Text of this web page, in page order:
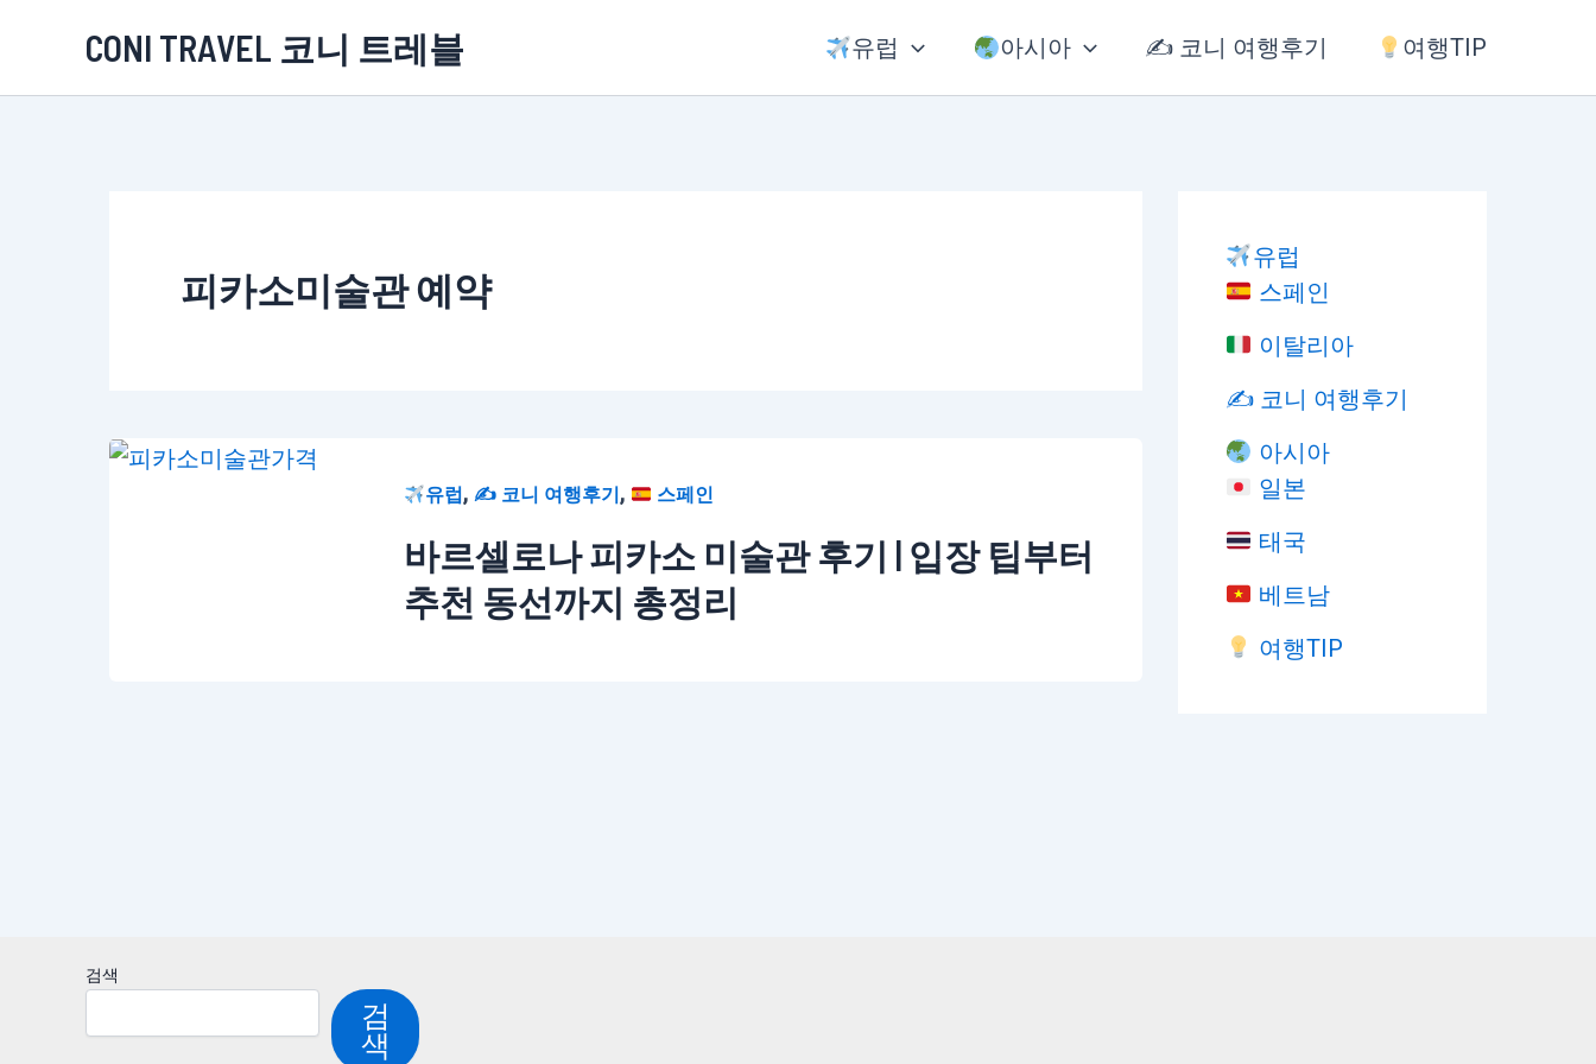
츠
CONI TRAVEL 코니 트레블 유럽 아시아 ✍️ 코니 여행후기 여행TIP
피카소미술관 예약
유럽, ✍️ 코니 여행후기, 스페인
바르셀로나 피카소 미술관 후기 | 입장 팁부터
추천 동선까지 총정리
유럽
스페인
이탈리아
✍️ 코니 여행후기
아시아
일본
태국
베트남
여행TIP
검색
검
색